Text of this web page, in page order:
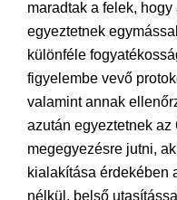
maradtak a felek,
egyeztetnek
különféle
figyelembe vevő
valamint annak
azután egyeztetnek az
megegyezésre jutni,
kialakítása érdekében
nélkül, belső